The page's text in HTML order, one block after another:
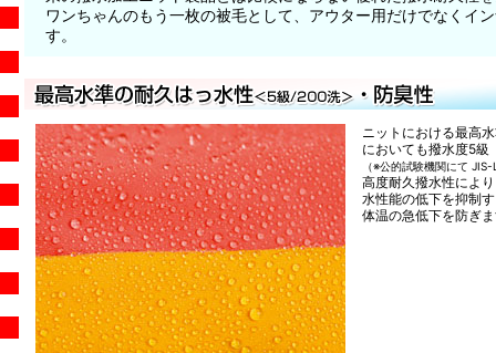
ワンちゃんのもう一枚の被毛として、アウター用だけでなくイ
す。
ニットにおける最高
においても撥水度5級
（※公的試験機関にて
高度耐久撥水性によ
水性能の低下を抑制
体温の急低下を防ぎ